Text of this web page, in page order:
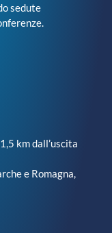
sedute
km dall’uscita
e Romagna,